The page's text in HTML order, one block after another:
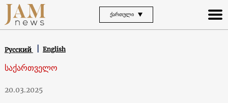
ᲥᲐᲠᲗᲣᲚᲘ
Русский English
საქართველო
20.03.2025